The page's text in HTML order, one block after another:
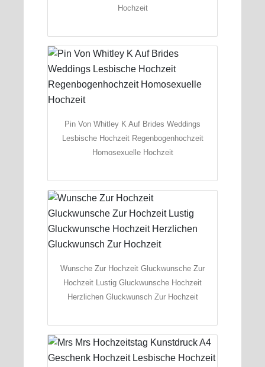
Hochzeit
Pin Von Whitley K Auf Brides Weddings
Lesbische Hochzeit Regenbogenhochzeit
Homosexuelle Hochzeit
Wunsche Zur Hochzeit Gluckwunsche Zur
Hochzeit Lustig Gluckwunsche Hochzeit
Herzlichen Gluckwunsch Zur Hochzeit